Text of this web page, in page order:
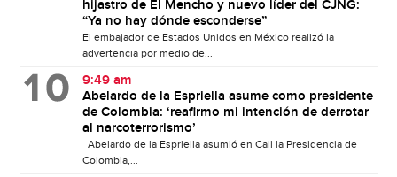
hijastro de El Mencho y nuevo líder del CJNG:
“Ya no hay dónde esconderse”
El embajador de Estados Unidos en México realizó la
advertencia por medio de...
9:49 am
Abelardo de la Espriella asume como presidente
de Colombia: ‘reafirmo mi intención de derrotar
al narcoterrorismo’
Abelardo de la Espriella asumió en Cali la Presidencia de
Colombia,...